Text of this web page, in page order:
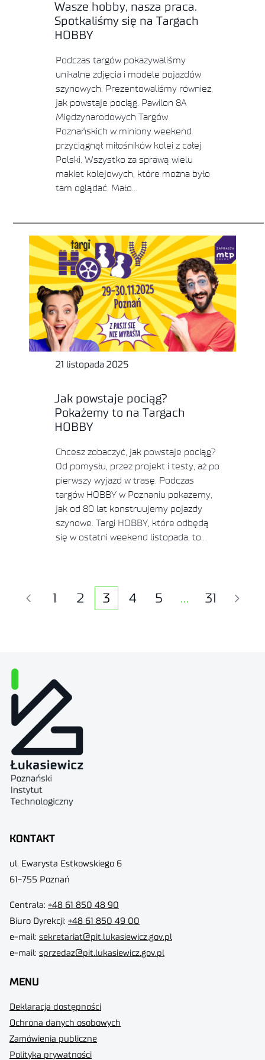
Wasze hobby, nasza praca.
Spotkaliśmy się na Targach
HOBBY
Podczas targów pokazywaliśmy
unikalne zdjęcia i modele pojazdów
szynowych. Prezentowaliśmy również,
jak powstaje pociąg. Pawilon 8A
Międzynarodowych Targów
Poznańskich w miniony weekend
przyciągnął miłośników kolei z całej
Polski. Wszystko za sprawą wielu
makiet kolejowych, które można było
tam oglądać. Mało…
21 listopada 2025
Jak powstaje pociąg?
Pokażemy to na Targach
HOBBY
Chcesz zobaczyć, jak powstaje pociąg?
Od pomysłu, przez projekt i testy, aż po
pierwszy wyjazd w trasę. Podczas
targów HOBBY w Poznaniu pokażemy,
jak od 80 lat konstruujemy pojazdy
szynowe. Targi HOBBY, które odbędą
się w ostatni weekend listopada, to…
1 2 3 4 5 … 31
KONTAKT
ul. Ewarysta Estkowskiego 6
61-755 Poznań
Centrala: +48 61 850 48 90
Biuro Dyrekcji: +48 61 850 49 00
e-mail: sekretariat@pit.lukasiewicz.gov.pl
e-mail: sprzedaz@pit.lukasiewicz.gov.pl
MENU
Deklaracja dostępności
Ochrona danych osobowych
Zamówienia publiczne
Polityka prywatności